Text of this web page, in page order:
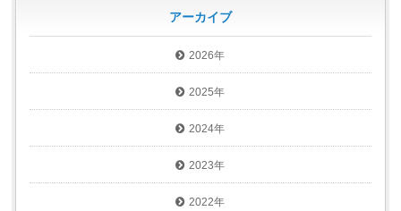
アーカイブ
2026年
2025年
2024年
2023年
2022年